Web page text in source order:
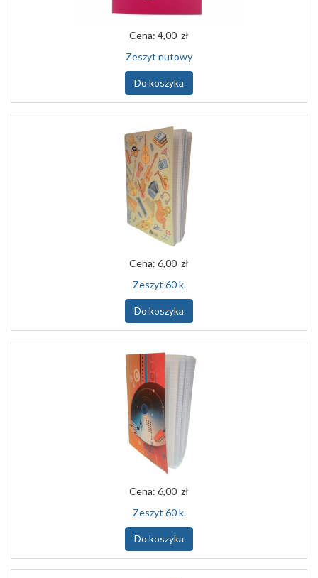
Cena: 4,00 zł
Zeszyt nutowy
Do koszyka
Cena: 6,00 zł
Zeszyt 60 k.
Do koszyka
Cena: 6,00 zł
Zeszyt 60 k.
Do koszyka